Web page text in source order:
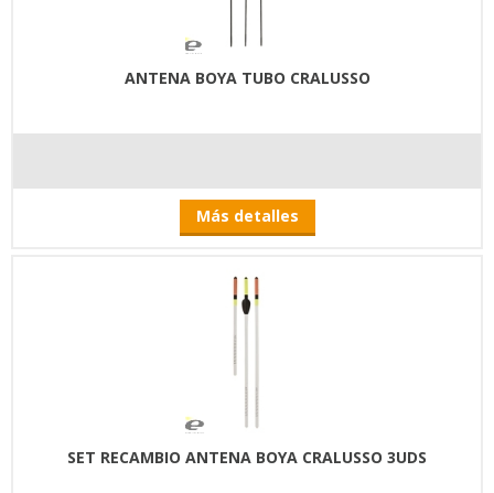
ANTENA BOYA TUBO CRALUSSO
Más detalles
SET RECAMBIO ANTENA BOYA CRALUSSO 3UDS